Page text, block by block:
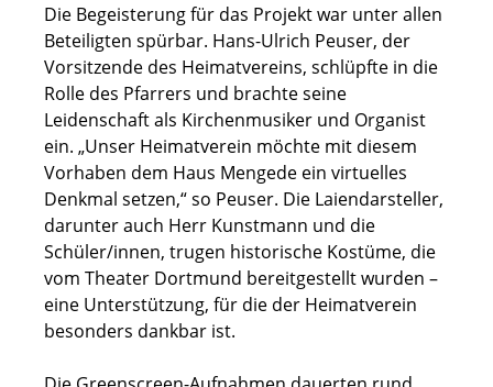
Die Begeisterung für das Projekt war unter allen
Beteiligten spürbar. Hans-Ulrich Peuser, der
Vorsitzende des Heimatvereins, schlüpfte in die
Rolle des Pfarrers und brachte seine
Leidenschaft als Kirchenmusiker und Organist
ein. „Unser Heimatverein möchte mit diesem
Vorhaben dem Haus Mengede ein virtuelles
Denkmal setzen,“ so Peuser. Die Laiendarsteller,
darunter auch Herr Kunstmann und die
Schüler/innen, trugen historische Kostüme, die
vom Theater Dortmund bereitgestellt wurden –
eine Unterstützung, für die der Heimatverein
besonders dankbar ist.